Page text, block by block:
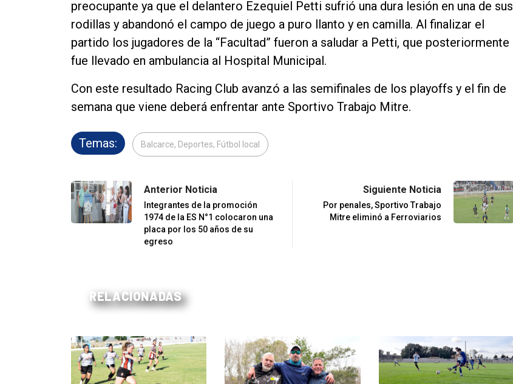
preocupante ya que el delantero Ezequiel Petti sufrió una dura lesión en una de sus
rodillas y abandonó el campo de juego a puro llanto y en camilla. Al finalizar el
partido los jugadores de la “Facultad” fueron a saludar a Petti, que posteriormente
fue llevado en ambulancia al Hospital Municipal.
Con este resultado Racing Club avanzó a las semifinales de los playoffs y el fin de
semana que viene deberá enfrentar ante Sportivo Trabajo Mitre.
Temas: Balcarce, Deportes, Fútbol local
Anterior Noticia
Integrantes de la promoción
1974 de la ES N°1 colocaron una
placa por los 50 años de su
egreso
Siguiente Noticia
Por penales, Sportivo Trabajo
Mitre eliminó a Ferroviarios
RELACIONADAS